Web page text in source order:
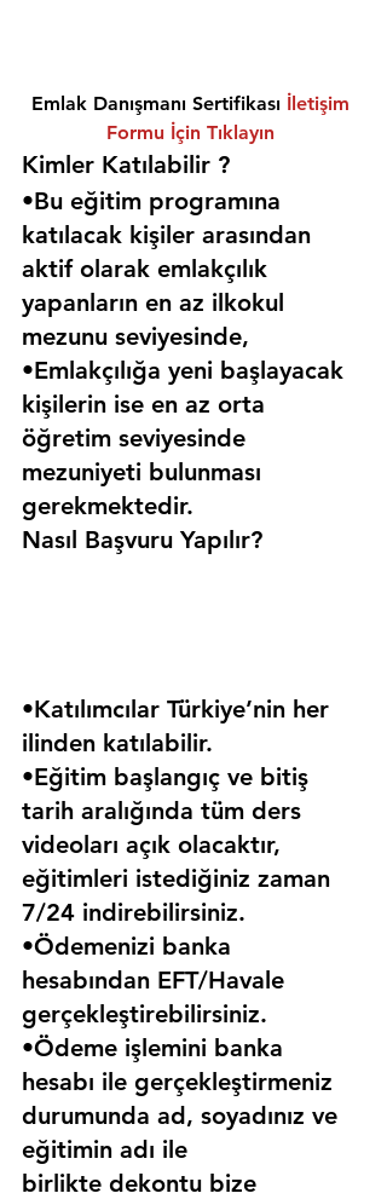
Emlak Danışmanı Sertifikası İletişim
Formu İçin Tıklayın
Kimler Katılabilir ?
•Bu eğitim programına
katılacak kişiler arasından
aktif olarak emlakçılık
yapanların en az ilkokul
mezunu seviyesinde,
•Emlakçılığa yeni başlayacak
kişilerin ise en az orta
öğretim seviyesinde
mezuniyeti bulunması
gerekmektedir.
Nasıl Başvuru Yapılır?
•Katılımcılar Türkiye’nin her
ilinden katılabilir.
•Eğitim başlangıç ve bitiş
tarih aralığında tüm ders
videoları açık olacaktır,
eğitimleri istediğiniz zaman
7/24 indirebilirsiniz.
•Ödemenizi banka
hesabından EFT/Havale
gerçekleştirebilirsiniz.
•Ödeme işlemini banka
hesabı ile gerçekleştirmeniz
durumunda ad, soyadınız ve
eğitimin adı ile
birlikte dekontu bize